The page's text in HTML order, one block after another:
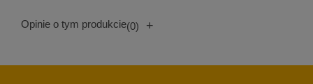
Opinie o tym produkcie(0) +